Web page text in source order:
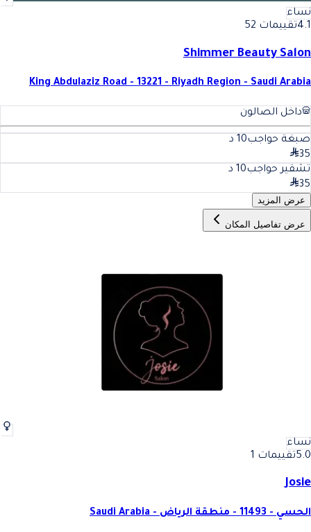
نساء
4.1تقييمات 52
Shimmer Beauty Salon
King Abdulaziz Road - 13221 - Riyadh Region - Saudi Arabia
داخل الصالون
صبغة حواجب10 د
35
تشقير حواجب10 د
35
عرض المزيد
عرض تفاصيل المكان
نساء
5.0تقييمات 1
Josie
الحسي - 11493 - منطقة الرياض - Saudi Arabia